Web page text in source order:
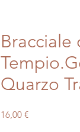
Bracciale
Quarzo
16,00 €Prezzo